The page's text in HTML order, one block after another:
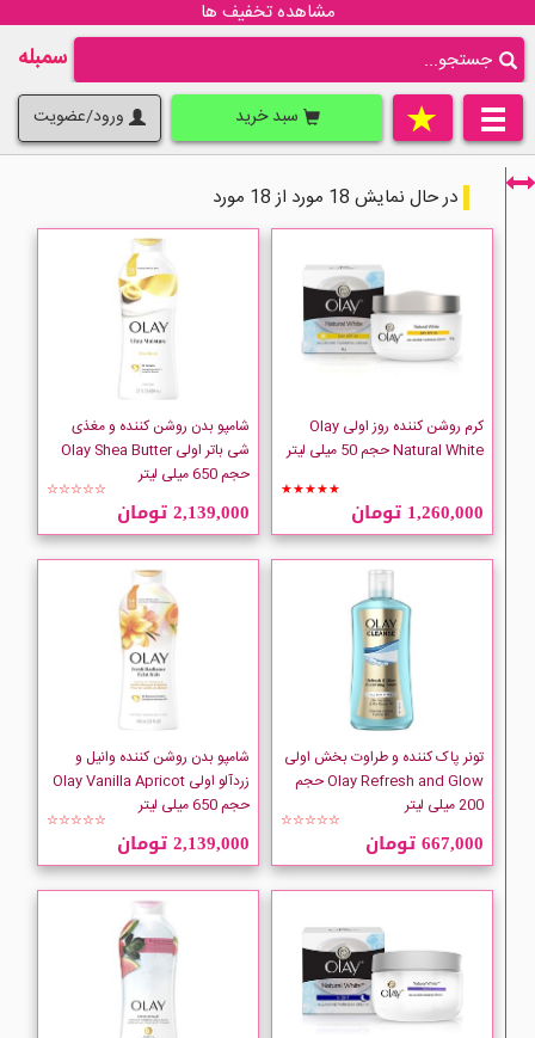
مشاهده تخفیف ها
سمبله
سبد خرید ورود/عضویت
OLAY
در حال نمایش 18 مورد از 18 مورد
کرم روشن کننده روز اولی Olay
Natural White حجم 50 میلی لیتر
★★★★★
1,260,000 تومان
شامپو بدن روشن کننده و مغذی
شی باتر اولی Olay Shea Butter
حجم 650 میلی لیتر
☆☆☆☆☆
2,139,000 تومان
تونر پاک کننده و طراوت بخش اولی
Olay Refresh and Glow حجم
200 میلی لیتر
☆☆☆☆☆
667,000 تومان
شامپو بدن روشن کننده وانیل و
زردآلو اولی Olay Vanilla Apricot
حجم 650 میلی لیتر
☆☆☆☆☆
2,139,000 تومان